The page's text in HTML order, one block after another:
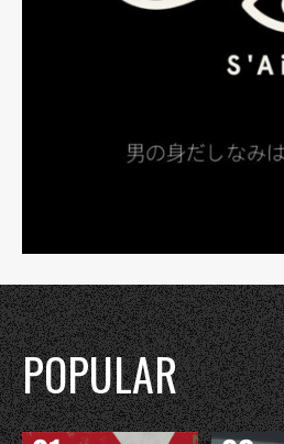
POPULAR